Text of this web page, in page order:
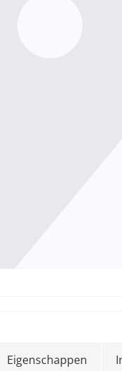
Eigenschappen